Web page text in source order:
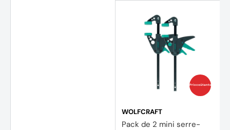
Prix coûtants
WOLFCRAFT
Pack de 2 mini serre-